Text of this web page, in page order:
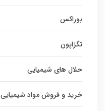
بوراکس
تگزاپون
حلال های شیمیایی
خرید و فروش مواد شیمیایی